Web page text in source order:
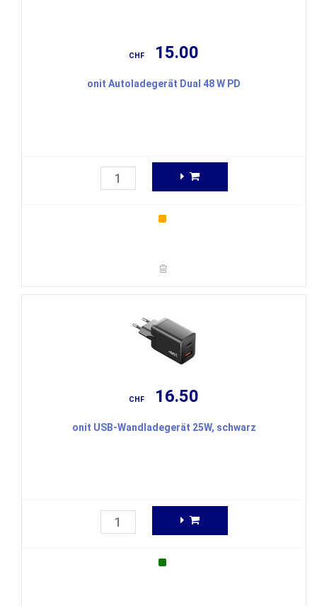
CHF 15.00
onit Autoladegerät Dual 48 W PD
CHF 16.50
onit USB-Wandladegerät 25W, schwarz